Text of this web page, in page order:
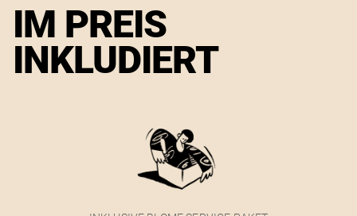
IM PREIS
INKLUDIERT